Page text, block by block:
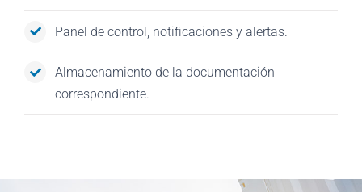
Panel de control, notificaciones y alertas.
Almacenamiento de la documentación
correspondiente.